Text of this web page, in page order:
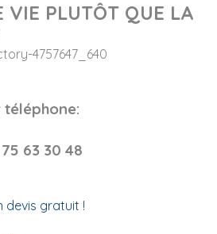
VIE PLUTÔT QUE LA
63 30 48
devis gratuit !